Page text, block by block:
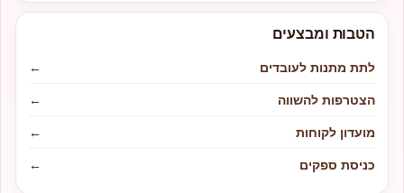
הטבות ומבצעים
לתת מתנות לעובדים
←
הצטרפות להשווה
←
מועדון לקוחות
←
כניסת ספקים
←